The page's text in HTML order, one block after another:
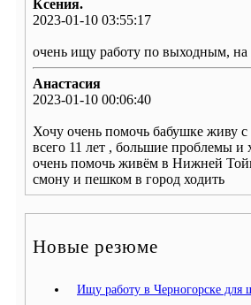
Ксения.
2023-01-10 03:55:17
очень ищу работу по выходным, на
Анастасия
2023-01-10 00:06:40
Хочу очень помочь бабушке живу
всего 11 лет , большие проблемы и
очень помочь живём в Нижней
смону и пешком в город ходить
Новые резюме
Ищу работу в Черногорске для